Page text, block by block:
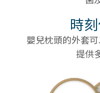
時
嬰兒枕頭的外套
提供